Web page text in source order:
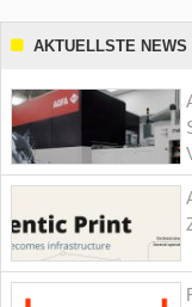
AKTUELLSTE NEWS